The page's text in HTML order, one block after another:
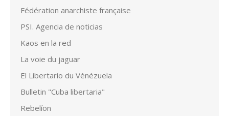
Fédération anarchiste française
PSI. Agencia de noticias
Kaos en la red
La voie du jaguar
El Libertario du Vénézuela
Bulletin "Cuba libertaria"
Rebelíon